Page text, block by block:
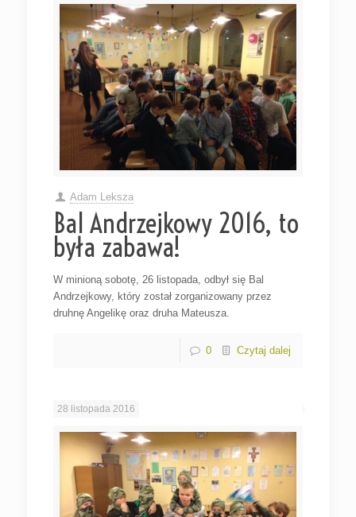
Adam Leksza
Bal Andrzejkowy 2016, to
była zabawa!
W minioną sobotę, 26 listopada, odbył się Bal
Andrzejkowy, który został zorganizowany przez
druhnę Angelikę oraz druha Mateusza.
0 Czytaj dalej
28 listopada 2016